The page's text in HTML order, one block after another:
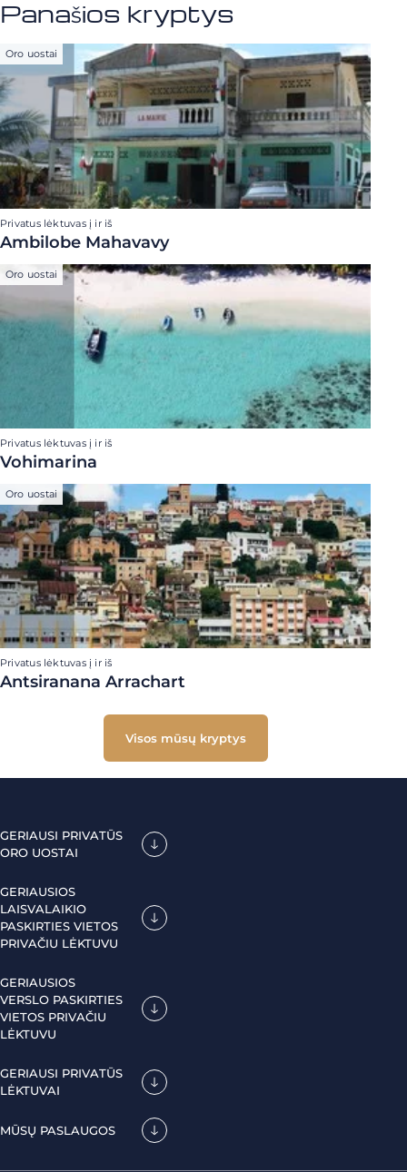
Panašios kryptys
Oro uostai
Privatus lėktuvas į ir iš
Ambilobe Mahavavy
Oro uostai
Privatus lėktuvas į ir iš
Vohimarina
Oro uostai
Privatus lėktuvas į ir iš
Antsiranana Arrachart
Visos mūsų kryptys
GERIAUSI PRIVATŪS
ORO UOSTAI
GERIAUSIOS
LAISVALAIKIO
PASKIRTIES VIETOS
PRIVAČIU LĖKTUVU
GERIAUSIOS
VERSLO PASKIRTIES
VIETOS PRIVAČIU
LĖKTUVU
GERIAUSI PRIVATŪS
LĖKTUVAI
MŪSŲ PASLAUGOS